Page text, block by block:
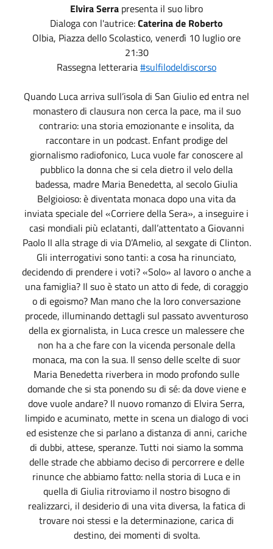
Elvira Serra presenta il suo libro
Dialoga con l'autrice:Caterina de Roberto
Olbia, Piazza dello Scolastico, venerdì 10 luglio ore
21:30
Rassegna letteraria#sulfilodeldiscorso
Quando Luca arriva sull’isola di San Giulio ed entra nel
monastero di clausura non cerca la pace, ma il suo
contrario: una storia emozionante e insolita, da
raccontare in un podcast. Enfant prodige del
giornalismo radiofonico, Luca vuole far conoscere al
pubblico la donna che si cela dietro il velo della
badessa, madre Maria Benedetta, al secolo Giulia
Belgioioso: è diventata monaca dopo una vita da
inviata speciale del «Corriere della Sera», a inseguire i
casi mondiali più eclatanti, dall’attentato a Giovanni
Paolo II alla strage di via D’Amelio, al sexgate di Clinton.
Gli interrogativi sono tanti: a cosa ha rinunciato,
decidendo di prendere i voti? «Solo» al lavoro o anche a
una famiglia? Il suo è stato un atto di fede, di coraggio
o di egoismo? Man mano che la loro conversazione
procede, illuminando dettagli sul passato avventuroso
della ex giornalista, in Luca cresce un malessere che
non ha a che fare con la vicenda personale della
monaca, ma con la sua. Il senso delle scelte di suor
Maria Benedetta riverbera in modo profondo sulle
domande che si sta ponendo su di sé: da dove viene e
dove vuole andare? Il nuovo romanzo di Elvira Serra,
limpido e acuminato, mette in scena un dialogo di voci
ed esistenze che si parlano a distanza di anni, cariche
di dubbi, attese, speranze. Tutti noi siamo la somma
delle strade che abbiamo deciso di percorrere e delle
rinunce che abbiamo fatto: nella storia di Luca e in
quella di Giulia ritroviamo il nostro bisogno di
realizzarci, il desiderio di una vita diversa, la fatica di
trovare noi stessi e la determinazione, carica di
destino, dei momenti di svolta.